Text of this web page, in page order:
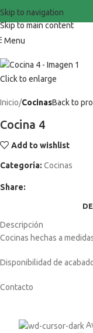
Skip to navigation
Skip to main content
Menu
Click to enlarge
Inicio CocinasBack to
Cocina 4
Add to wishlist
Categoría: Cocinas
Share:
Descripción
Cocinas hechas a
Disponibilidad de
Contacto